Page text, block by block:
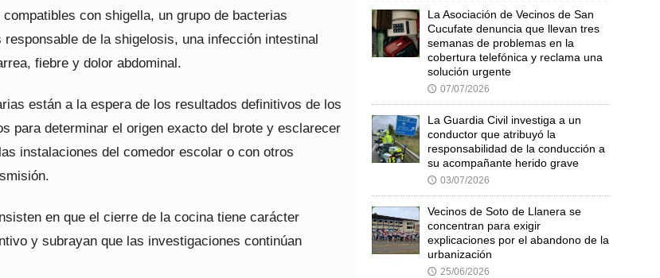
con shigella, un grupo de bacterias
responsable de la shigelosis, una infección intestinal
fiebre y dolor abdominal.
están a la espera de los resultados definitivos de los
para determinar el origen exacto del brote y esclarecer
instalaciones del comedor escolar o con otros
en que el cierre de la cocina tiene carácter
y subrayan que las investigaciones continúan
La Asociación de Vecinos de San
Cucufate denuncia que llevan tres
semanas de problemas en la
cobertura telefónica y reclama una
solución urgente
🕔 07/07/2026
La Guardia Civil investiga a un
conductor que atribuyó la
responsabilidad de la conducción a
su acompañante herido grave
🕔 03/07/2026
Vecinos de Soto de Llanera se
concentran para exigir
explicaciones por el abandono de la
urbanización
🕔 25/06/2026